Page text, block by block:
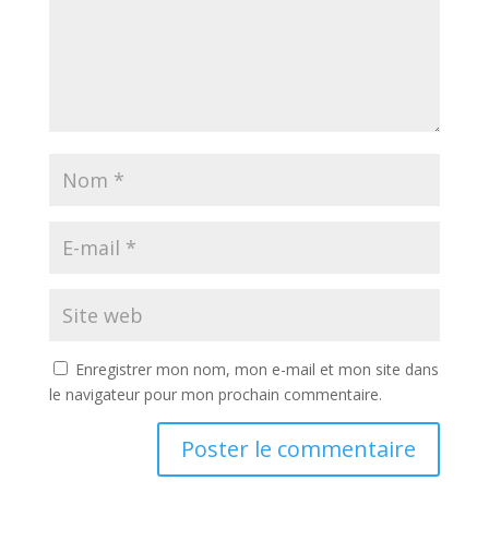
Enregistrer mon nom, mon e-mail et mon site dans
le navigateur pour mon prochain commentaire.